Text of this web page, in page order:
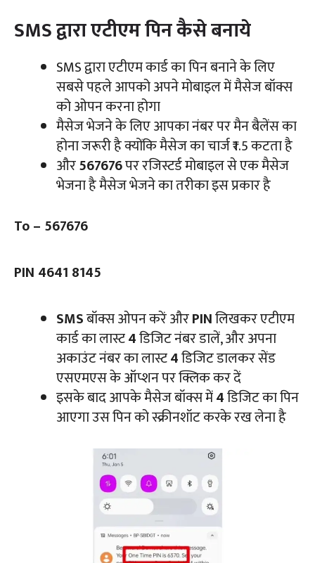
SMS द्वारा एटीएम पिन कैसे बनाये
SMS द्वारा एटीएम कार्ड का पिन बनाने के लिए
सबसे पहले आपको अपने मोबाइल में मैसेज बॉक्स
को ओपन करना होगा
मैसेज भेजने के लिए आपका नंबर पर मैन बैलेंस का
होना जरूरी है क्योंकि मैसेज का चार्ज ₹1.5 कटता है
और567676पर रजिस्टर्ड मोबाइल से एक मैसेज
भेजना है मैसेज भेजने का तरीका इस प्रकार है
To – 567676
PIN 4641 8145
SMSबॉक्स ओपन करें औरPINलिखकर एटीएम
कार्ड का लास्ट4डिजिट नंबर डालें, और अपना
अकाउंट नंबर का लास्ट4डिजिट डालकर सेंड
एसएमएस के ऑप्शन पर क्लिक कर दें
इसके बाद आपके मैसेज बॉक्स में4डिजिट का पिन
आएगा उस पिन को स्क्रीनशॉट करके रख लेना है